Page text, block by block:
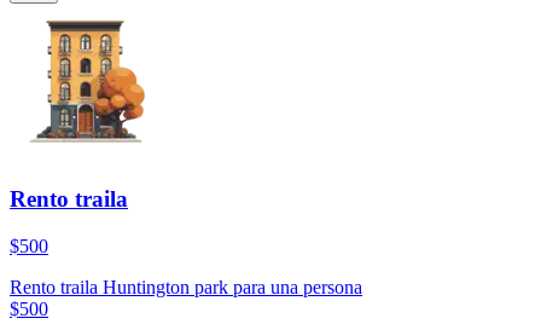
Rento traila
$500
Rento traila Huntington park para una persona
$500